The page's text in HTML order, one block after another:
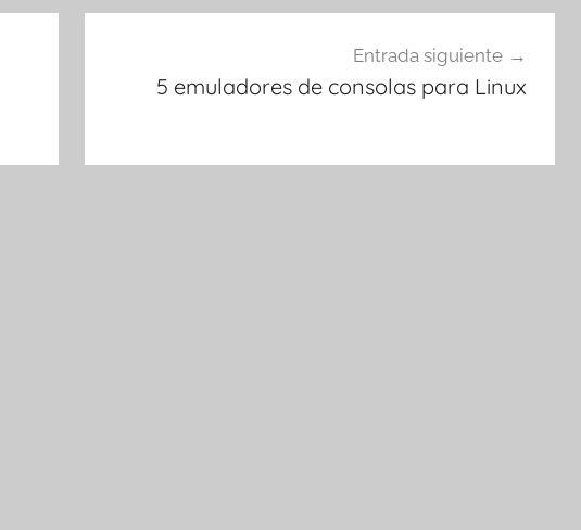
Entrada siguiente
5 emuladores de consolas para Linux